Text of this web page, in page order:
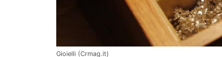
Gioielli (Crmag.it)